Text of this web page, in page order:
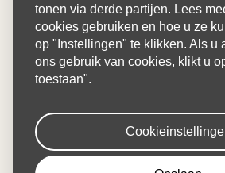
tonen via derde partijen. Lees
cookies gebruiken en hoe u ze
op "Instellingen" te klikken. Als u
ons gebruik van cookies, klikt u
toestaan".